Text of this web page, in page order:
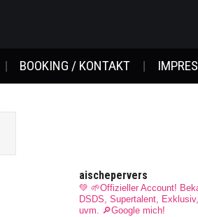
BOOKING / KONTAKT
aischepervers
💚 🌱Offizieller Account!
DSDS, Supertalent,
uvm. 🔎Google mich!